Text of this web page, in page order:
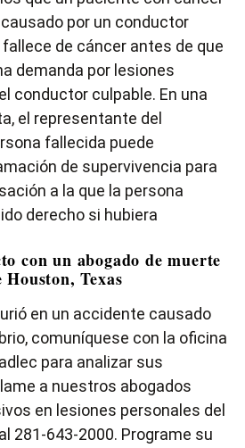
por un conductor
fallece de cáncer antes de que
demanda por lesiones
conductor culpable. En una
el representante del
fallecida puede
de supervivencia para
a la que la persona
derecho si hubiera
con un abogado de muerte
Texas
en un accidente causado
comuníquese con la oficina
para analizar sus
a nuestros abogados
en lesiones personales del
al 281-643-2000. Programe su